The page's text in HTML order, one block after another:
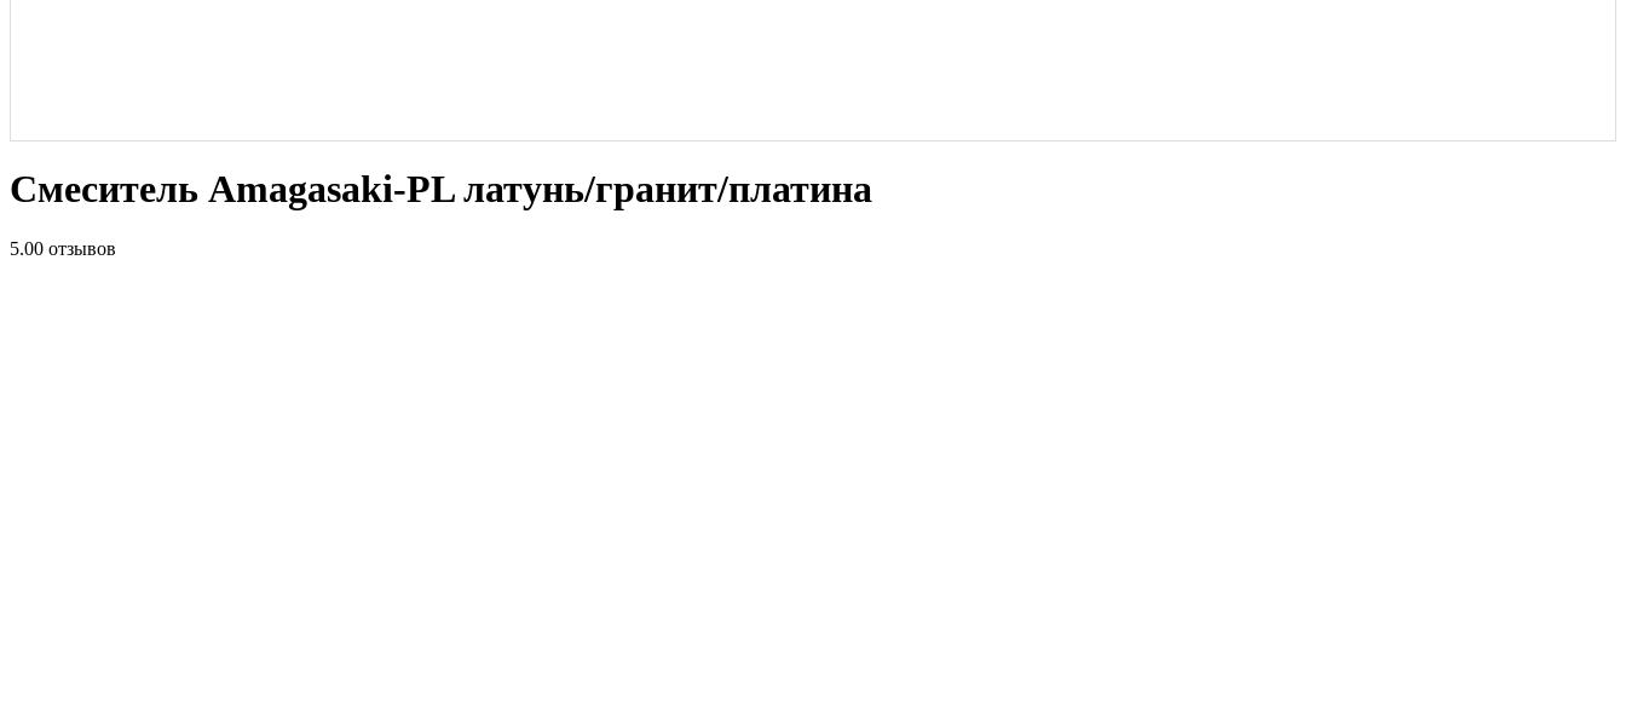
Смеситель Amagasaki-PL латунь/гранит/платина
5.00 отзывов